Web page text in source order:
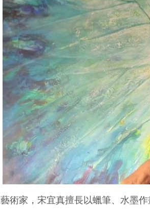
藝術家，宋宜真擅長以蠟筆、水墨作